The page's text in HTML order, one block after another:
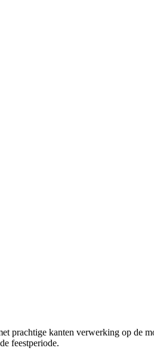
prachtige kanten verwerking op
feestperiode.